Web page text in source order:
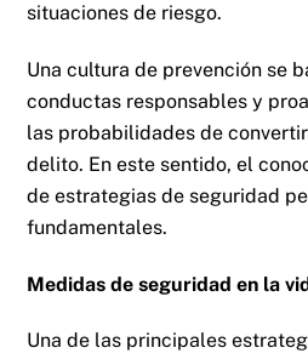
situaciones de riesgo.
Una cultura de prevención se
conductas responsables y
las probabilidades de
delito. En este sentido, el
de estrategias de seguridad
fundamentales.
Medidas de seguridad en la
Una de las principales